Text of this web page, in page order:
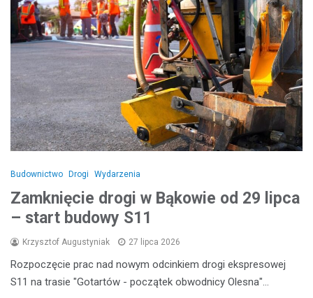
Budownictwo Drogi Wydarzenia
Zamknięcie drogi w Bąkowie od 29 lipca
– start budowy S11
Krzysztof Augustyniak 27 lipca 2026
Rozpoczęcie prac nad nowym odcinkiem drogi ekspresowej
S11 na trasie "Gotartów - początek obwodnicy Olesna"…